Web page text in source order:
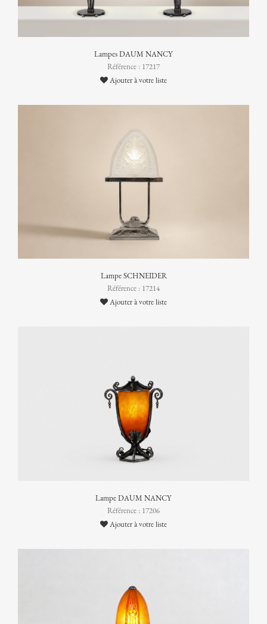
Lampes DAUM NANCY
Référence : 17217
Ajouter à votre liste
Lampe SCHNEIDER
Référence : 17214
Ajouter à votre liste
Lampe DAUM NANCY
Référence : 17206
Ajouter à votre liste